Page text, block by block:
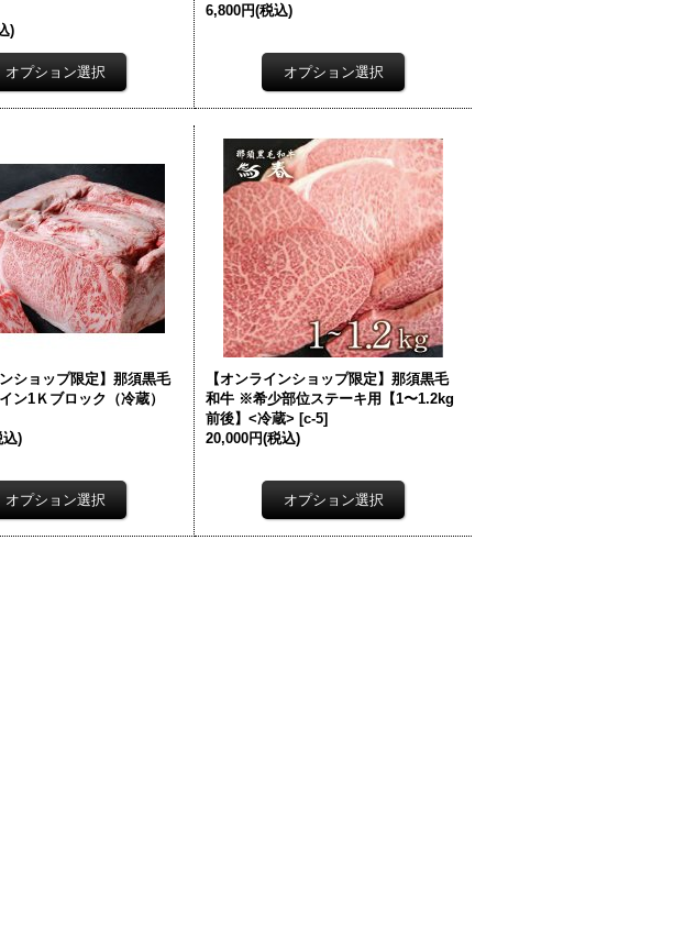
)
6,800円(税込)
ンショップ限定】那須黒毛
ン1Ｋブロック（冷蔵）
込)
【オンラインショップ限定】那須黒毛
和牛 ※希少部位ステーキ用【1〜1.2kg
前後】<冷蔵> [c-5]
20,000円(税込)